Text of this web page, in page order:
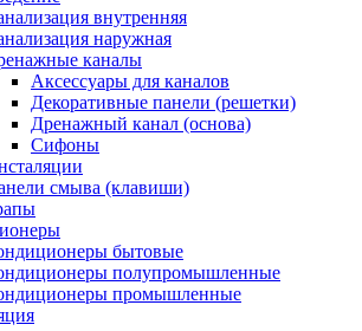
внутренняя
наружная
каналы
Аксессуары для каналов
Декоративные панели (решетки)
Дренажный канал (основа)
Сифоны
смыва (клавиши)
бытовые
полупромышленные
промышленные